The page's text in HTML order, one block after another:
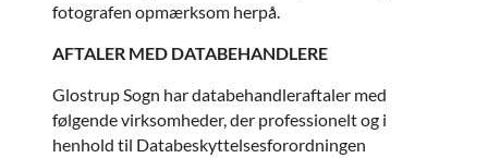
fotografen opmærksom herpå.
AFTALER MED DATABEHANDLERE
Glostrup Sogn har databehandleraftaler med
følgende virksomheder, der professionelt og i
henhold til Databeskyttelsesforordningen